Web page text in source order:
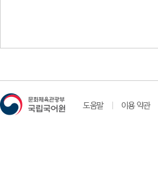
도움말 이용 약관